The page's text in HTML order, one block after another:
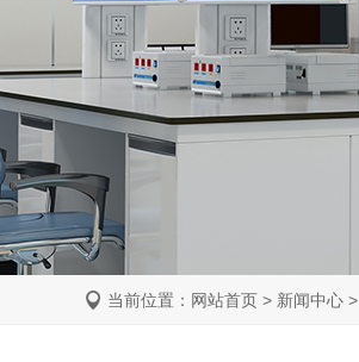
当前位置： 网站首页 > 新闻中心 >